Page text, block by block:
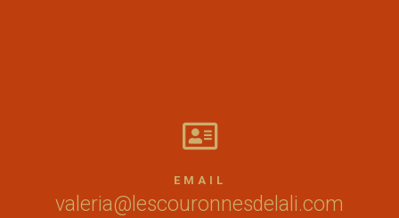

EMAIL
valeria@lescouronnesdelali.com